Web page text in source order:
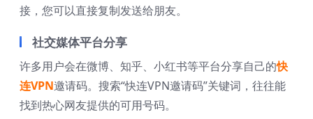
接，您可以直接复制发送给朋友。
社交媒体平台分享
许多用户会在微博、知乎、小红书等平台分享自己的快
连VPN邀请码。搜索“快连VPN邀请码”关键词，往往能
找到热心网友提供的可用号码。